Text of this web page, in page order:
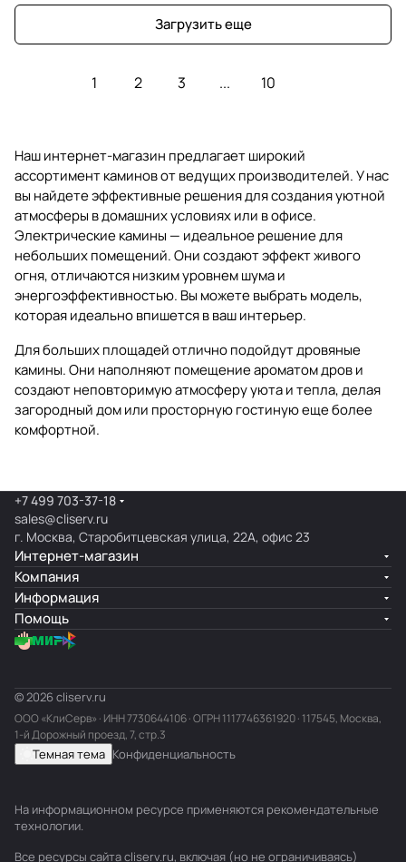
Загрузить еще
1 2 3 ... 10
Наш интернет-магазин предлагает широкий
ассортимент каминов от ведущих производителей. У нас
вы найдете эффективные решения для создания уютной
атмосферы в домашних условиях или в офисе.
Электрические камины — идеальное решение для
небольших помещений. Они создают эффект живого
огня, отличаются низким уровнем шума и
энергоэффективностью. Вы можете выбрать модель,
которая идеально впишется в ваш интерьер.
Для больших площадей отлично подойдут дровяные
камины. Они наполняют помещение ароматом дров и
создают неповторимую атмосферу уюта и тепла, делая
загородный дом или просторную гостиную еще более
комфортной.
+7 499 703-37-18
sales@cliserv.ru
г. Москва, Старобитцевская улица, 22А, офис 23
Интернет-магазин
Компания
Информация
Помощь
© 2026 cliserv.ru
ООО «КлиСерв» · ИНН7730644106· ОГРН 1117746361920 · 117545, Москва,
1-й Дорожный проезд, 7, стр.3
Темная тема Конфиденциальность
На информационном ресурсе применяются рекомендательные
технологии.
Все ресурсы сайта cliserv.ru, включая (но не ограничиваясь)